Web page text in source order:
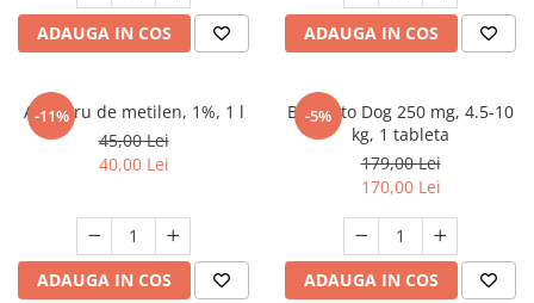
DIETE VETERINARE
IGIENA SI COSMETICA
IGIENA OCHI SI URECHI
SAMPOANE
AFECTIUNI AURICULARE
AFECTIUNI DERMATOLOGICE
AFECTIUNI DIGESTIVE
DIETE VETERINARE
IGIENA SI COSMETICA
ASTERNUT SI LITIERE
IGIENA OCHI SI URECHI
SAMPOANE
RECOMPENSE
SUPLIMENTE
AFECTIUNI AURICULARE
AFECTIUNI DERMATOLOGICE
ADAUGA IN COS ADAUGA IN COS
-11%
Albastru de metilen, 1%, 1 l
45,00 Lei
40,00 Lei
ADAUGA IN COS
-5%
Bravecto Dog 250 mg, 4.5-10
kg, 1 tableta
179,00 Lei
170,00 Lei
ADAUGA IN COS